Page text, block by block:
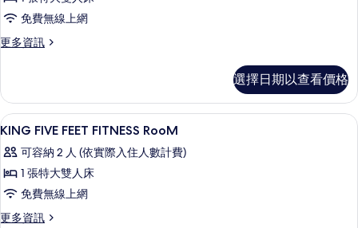
條
King
Panorama
Suite
有
相
片
免費無線上網
更多資訊
更
Panorama
Suite
的
情
選擇日期以查看價格
顯
示
KING
FIVE
FEET
FITNESS
高級寢具、客房內保險箱、筆電工作
14
KING FIVE FEET FITNESS RooM
可容納 2 人 (依實際入住人數計費)
1 張特大雙人床
免費無線上網
更多資訊
更